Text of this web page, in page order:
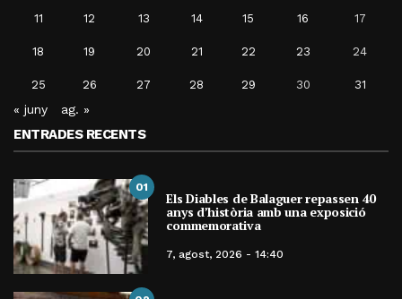
11 12 13 14 15 16 17
18 19 20 21 22 23 24
25 26 27 28 29 30 31
« juny ag. »
ENTRADES RECENTS
01
Els Diables de Balaguer repassen 40
anys d’història amb una exposició
commemorativa
7, agost, 2026 - 14:40